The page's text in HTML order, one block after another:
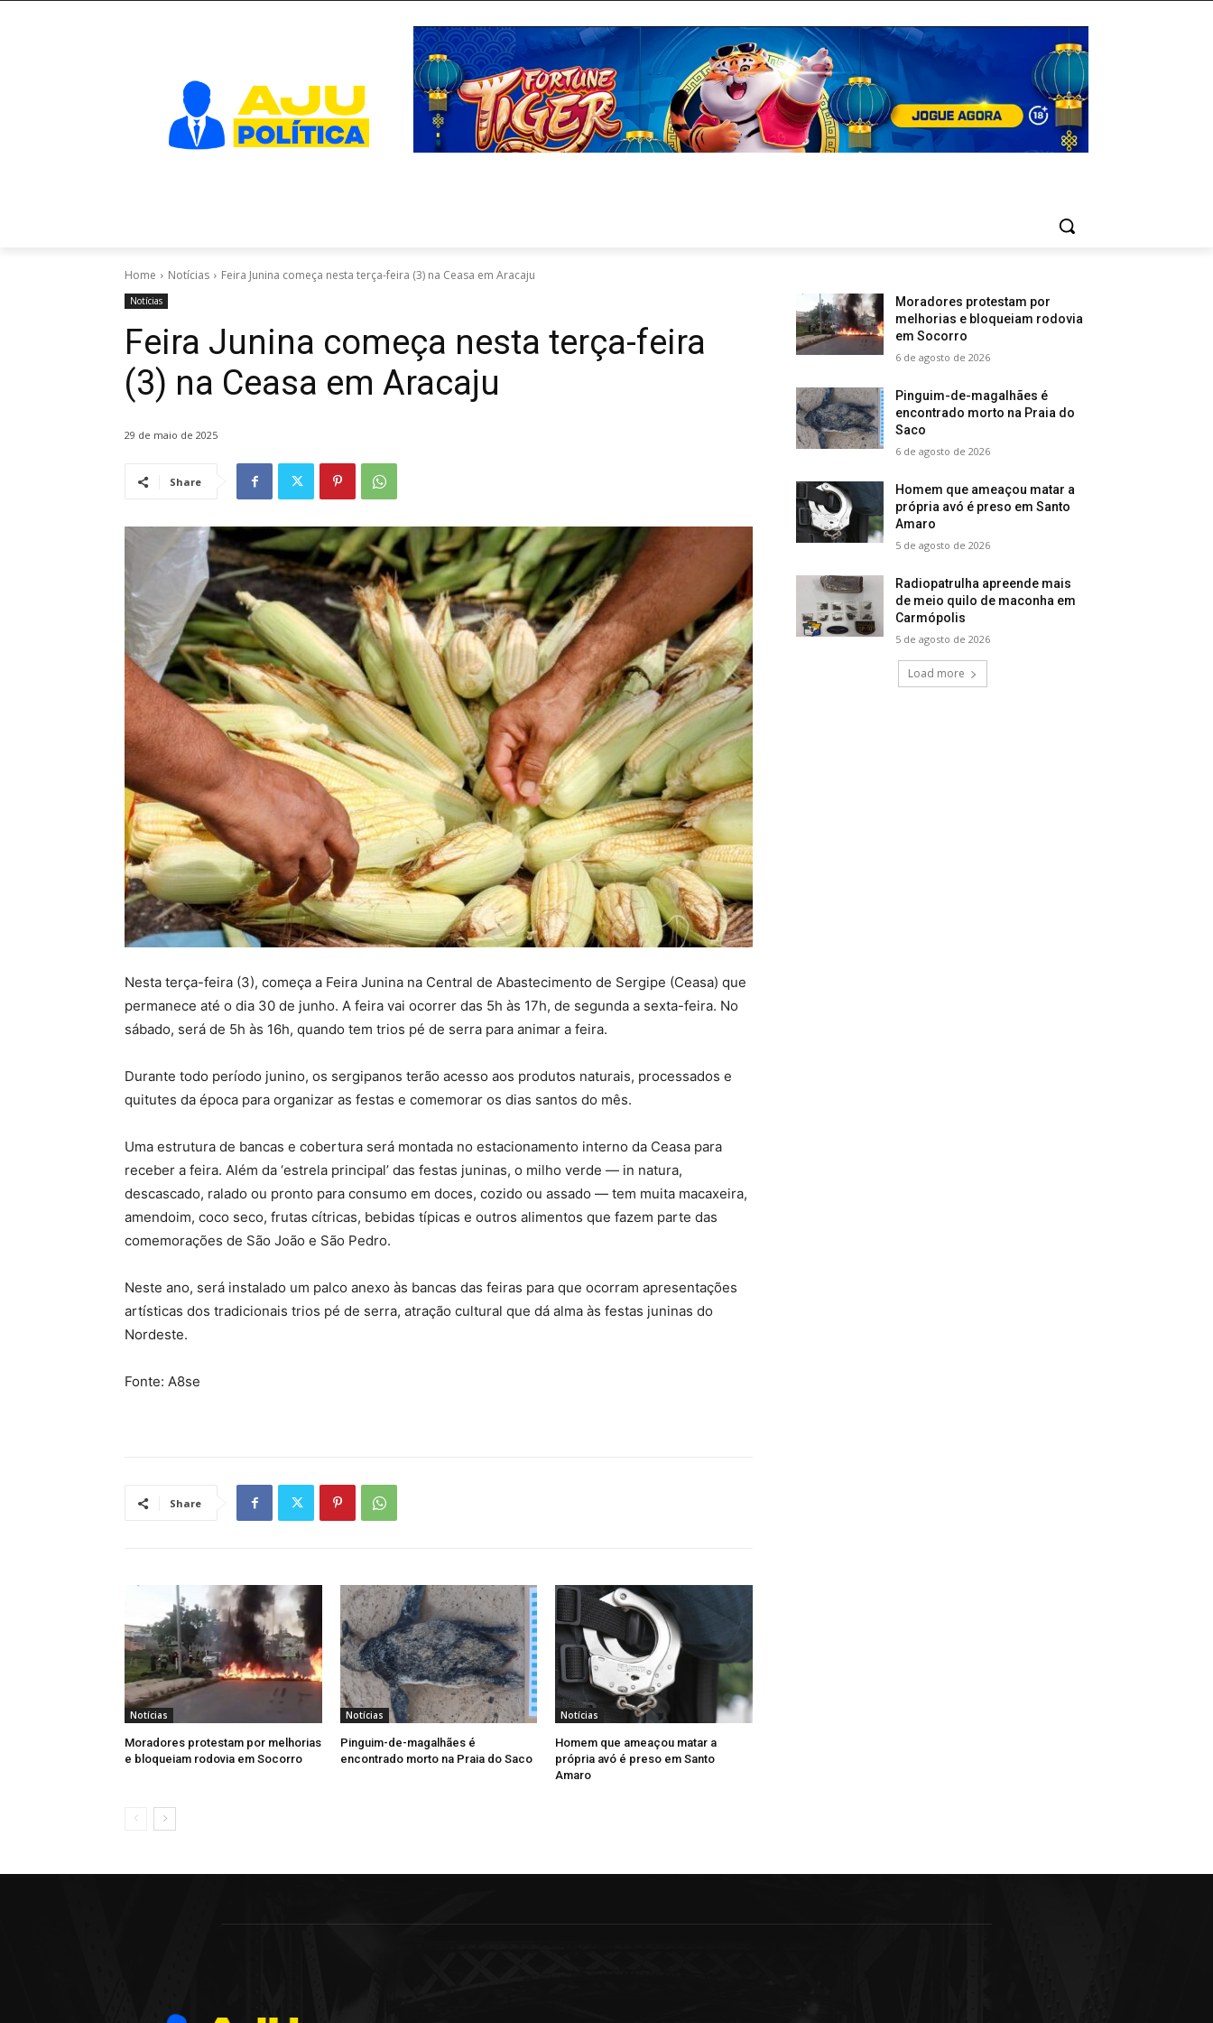
Home Notícias Feira Junina começa nesta terça-feira (3) na Ceasa em Aracaju
Notícias
Feira Junina começa nesta terça-feira
(3) na Ceasa em Aracaju
29 de maio de 2025
Share
Nesta terça-feira (3), começa a Feira Junina na Central de Abastecimento de Sergipe (Ceasa) que
permanece até o dia 30 de junho. A feira vai ocorrer das 5h às 17h, de segunda a sexta-feira. No
sábado, será de 5h às 16h, quando tem trios pé de serra para animar a feira.
Durante todo período junino, os sergipanos terão acesso aos produtos naturais, processados e
quitutes da época para organizar as festas e comemorar os dias santos do mês.
Uma estrutura de bancas e cobertura será montada no estacionamento interno da Ceasa para
receber a feira. Além da ‘estrela principal’ das festas juninas, o milho verde — in natura,
descascado, ralado ou pronto para consumo em doces, cozido ou assado — tem muita macaxeira,
amendoim, coco seco, frutas cítricas, bebidas típicas e outros alimentos que fazem parte das
comemorações de São João e São Pedro.
Neste ano, será instalado um palco anexo às bancas das feiras para que ocorram apresentações
artísticas dos tradicionais trios pé de serra, atração cultural que dá alma às festas juninas do
Nordeste.
Fonte: A8se
Share
Notícias
Moradores protestam por melhorias
e bloqueiam rodovia em Socorro
Notícias
Pinguim-de-magalhães é
encontrado morto na Praia do Saco
Notícias
Homem que ameaçou matar a
própria avó é preso em Santo
Amaro
Moradores protestam por
melhorias e bloqueiam rodovia
em Socorro
6 de agosto de 2026
Pinguim-de-magalhães é
encontrado morto na Praia do
Saco
6 de agosto de 2026
Homem que ameaçou matar a
própria avó é preso em Santo
Amaro
5 de agosto de 2026
Radiopatrulha apreende mais
de meio quilo de maconha em
Carmópolis
5 de agosto de 2026
Load more